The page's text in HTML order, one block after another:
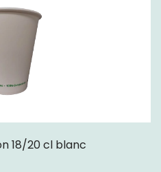
18/20 cl blanc